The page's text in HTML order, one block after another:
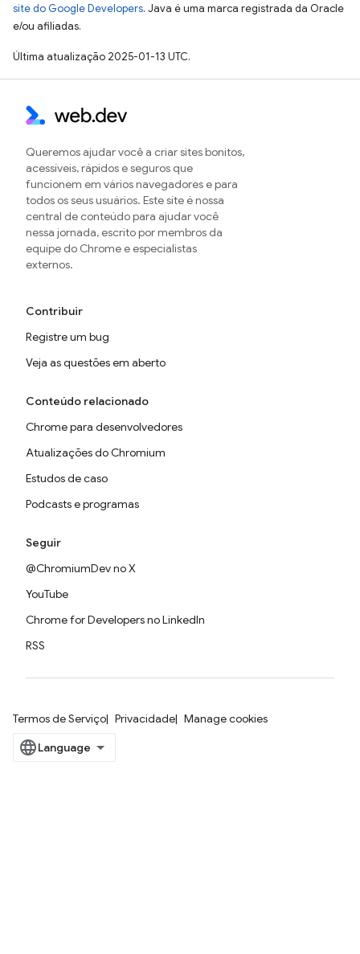
site do Google Developers. Java é uma marca registrada da Oracle
e/ou afiliadas.
Última atualização 2025-01-13 UTC.
Queremos ajudar você a criar sites bonitos,
acessíveis, rápidos e seguros que
funcionem em vários navegadores e para
todos os seus usuários. Este site é nossa
central de conteúdo para ajudar você
nessa jornada, escrito por membros da
equipe do Chrome e especialistas
externos.
Contribuir
Registre um bug
Veja as questões em aberto
Conteúdo relacionado
Chrome para desenvolvedores
Atualizações do Chromium
Estudos de caso
Podcasts e programas
Seguir
@ChromiumDev no X
YouTube
Chrome for Developers no LinkedIn
RSS
Termos de Serviço Privacidade Manage cookies